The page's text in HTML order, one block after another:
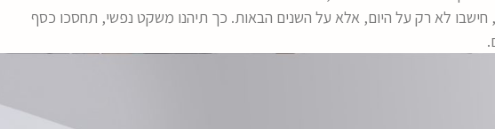
חישבו לא רק על היום, אלא על השנים הבאות. כך תיהנו משקט נפשי, תחסכו כסף